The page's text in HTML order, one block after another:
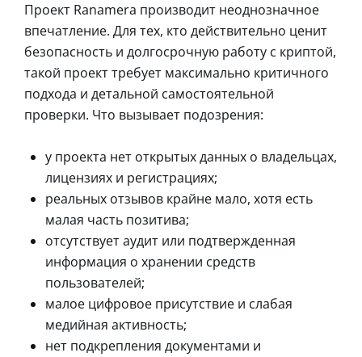
Проект Ranamera производит неоднозначное
впечатление. Для тех, кто действительно ценит
безопасность и долгосрочную работу с криптой,
такой проект требует максимально критичного
подхода и детальной самостоятельной
проверки. Что вызывает подозрения:
у проекта нет открытых данных о владельцах,
лицензиях и регистрациях;
реальных отзывов крайне мало, хотя есть
малая часть позитива;
отсутствует аудит или подтвержденная
информация о хранении средств
пользователей;
малое цифровое присутствие и слабая
медийная активность;
нет подкрепления документами и